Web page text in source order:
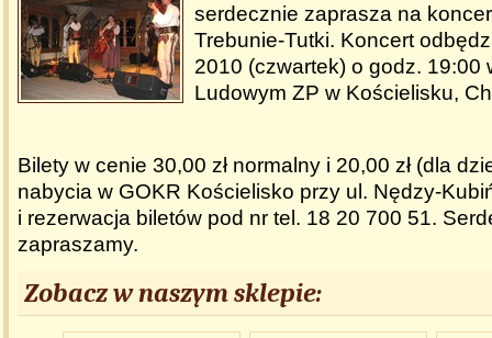
serdecznie zaprasza na
Trebunie-Tutki. Koncert
2010 (czwartek) o godz. 19:00
Ludowym ZP w Kościelisku,
Bilety w cenie 30,00 zł normalny i 20,00 zł (dla
nabycia w GOKR Kościelisko przy ul. Nędzy-
i rezerwacja biletów pod nr tel. 18 20 700 51.
zapraszamy.
Zobacz w naszym sklepie: